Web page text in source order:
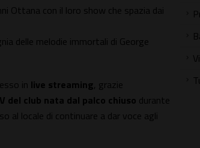
Ottana con il loro show che spazia dai
delle melodie immortali di George
in live streaming, grazie
del club nata dal palco chiuso durante
al locale di continuare a dar voce agli